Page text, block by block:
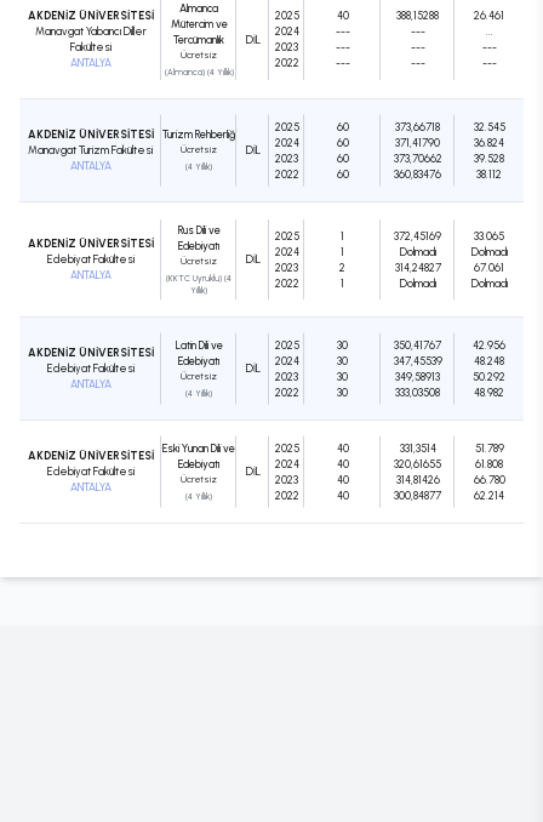
AKDENİZ ÜNİVERSİTESİ
Manavgat Yabancı Diller
Fakültesi
ANTALYA
Almanca
Mütercim ve
Tercümanlık
Ücretsiz
(Almanca) (4 Yıllık)
DIL
2025
2024
2023
2022
40
---
---
---
388,15288
---
---
---
26.461
---
---
AKDENİZ ÜNİVERSİTESİ
Manavgat Turizm Fakültesi
ANTALYA
Turizm Rehberliği
Ücretsiz
(4 Yıllık)
DIL
2025
2024
2023
2022
60
60
60
60
373,66718
371,41790
373,70662
360,83476
32.545
36.824
39.528
38.112
AKDENİZ ÜNİVERSİTESİ
Edebiyat Fakültesi
ANTALYA
Rus Dili ve
Edebiyatı
Ücretsiz
(KKTC Uyruklu) (4
Yıllık)
DIL
2025
2024
2023
2022
1
1
2
1
372,45169
Dolmadı
314,24827
Dolmadı
33.065
Dolmadı
67.061
Dolmadı
AKDENİZ ÜNİVERSİTESİ
Edebiyat Fakültesi
ANTALYA
Latin Dili ve
Edebiyatı
Ücretsiz
(4 Yıllık)
DIL
2025
2024
2023
2022
30
30
30
30
350,41767
347,45539
349,58913
333,03508
42.956
48.248
50.292
48.982
AKDENİZ ÜNİVERSİTESİ
Edebiyat Fakültesi
ANTALYA
Eski Yunan Dili ve
Edebiyatı
Ücretsiz
(4 Yıllık)
DIL
2025
2024
2023
2022
40
40
40
40
331,3514
320,61655
314,81426
300,84877
51.789
61.808
66.780
62.214